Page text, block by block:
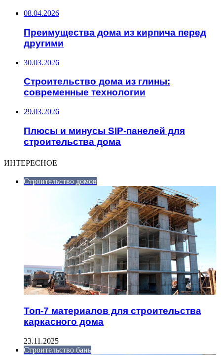
08.04.2026
Преимущества дома из кирпича перед
другими
30.03.2026
Строительство дома из глины:
современные технологии
29.03.2026
Плюсы и минусы SIP-панелей для
строительства дома
ИНТЕРЕСНОЕ
Строительство домов
Топ-7 материалов для строительства
каркасного дома
23.11.2025
Строительство бань